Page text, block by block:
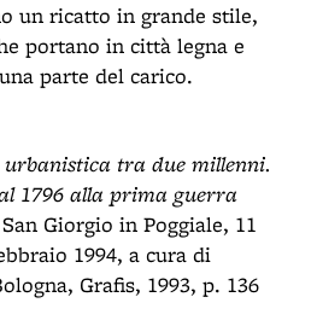
un ricatto in grande stile,
portano in città legna e
parte del carico.
urbanistica tra due millenni.
1796 alla prima guerra
Giorgio in Poggiale, 11
1994, a cura di
Grafis, 1993, p. 136